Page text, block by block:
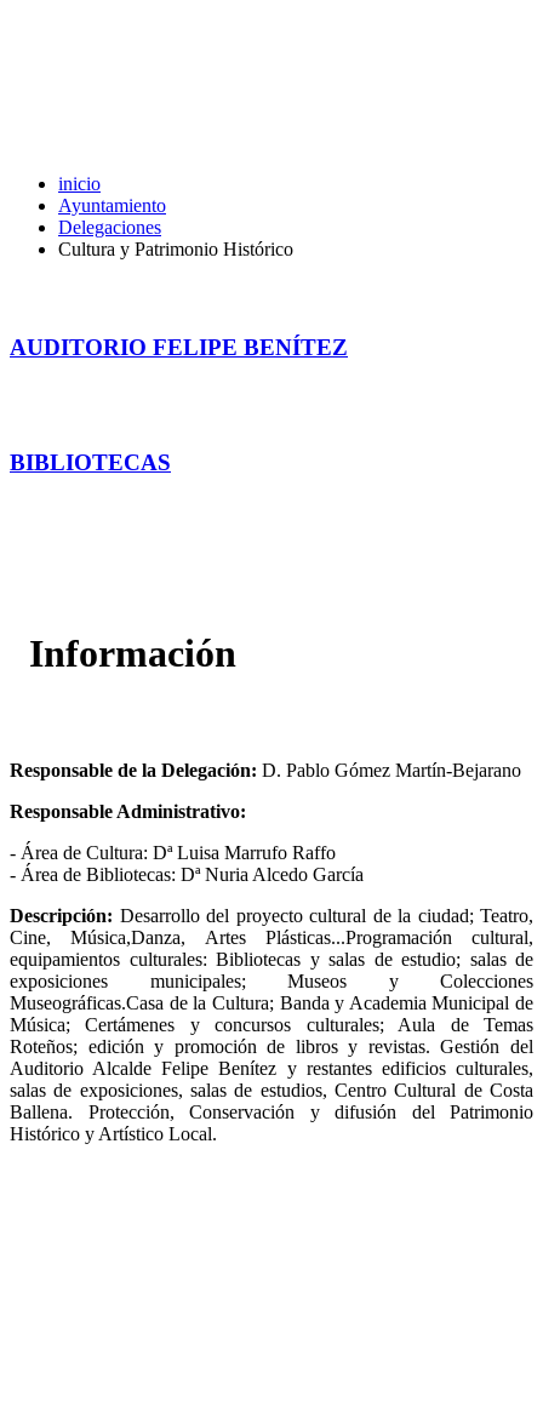
inicio
Ayuntamiento
Delegaciones
Cultura y Patrimonio Histórico
AUDITORIO FELIPE BENÍTEZ
BIBLIOTECAS
Información
Responsable de la Delegación: D. Pablo Gómez Martín-Bejarano
Responsable Administrativo:
- Área de Cultura: Dª Luisa Marrufo Raffo
- Área de Bibliotecas: Dª Nuria Alcedo García
Descripción: Desarrollo del proyecto cultural de la ciudad; Teatro,
Cine, Música,Danza, Artes Plásticas...Programación cultural,
equipamientos culturales: Bibliotecas y salas de estudio; salas de
exposiciones municipales; Museos y Colecciones
Museográficas.Casa de la Cultura; Banda y Academia Municipal de
Música; Certámenes y concursos culturales; Aula de Temas
Roteños; edición y promoción de libros y revistas. Gestión del
Auditorio Alcalde Felipe Benítez y restantes edificios culturales,
salas de exposiciones, salas de estudios, Centro Cultural de Costa
Ballena. Protección, Conservación y difusión del Patrimonio
Histórico y Artístico Local.